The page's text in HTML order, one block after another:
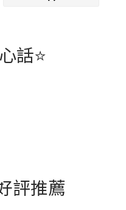
話⭐
評推薦